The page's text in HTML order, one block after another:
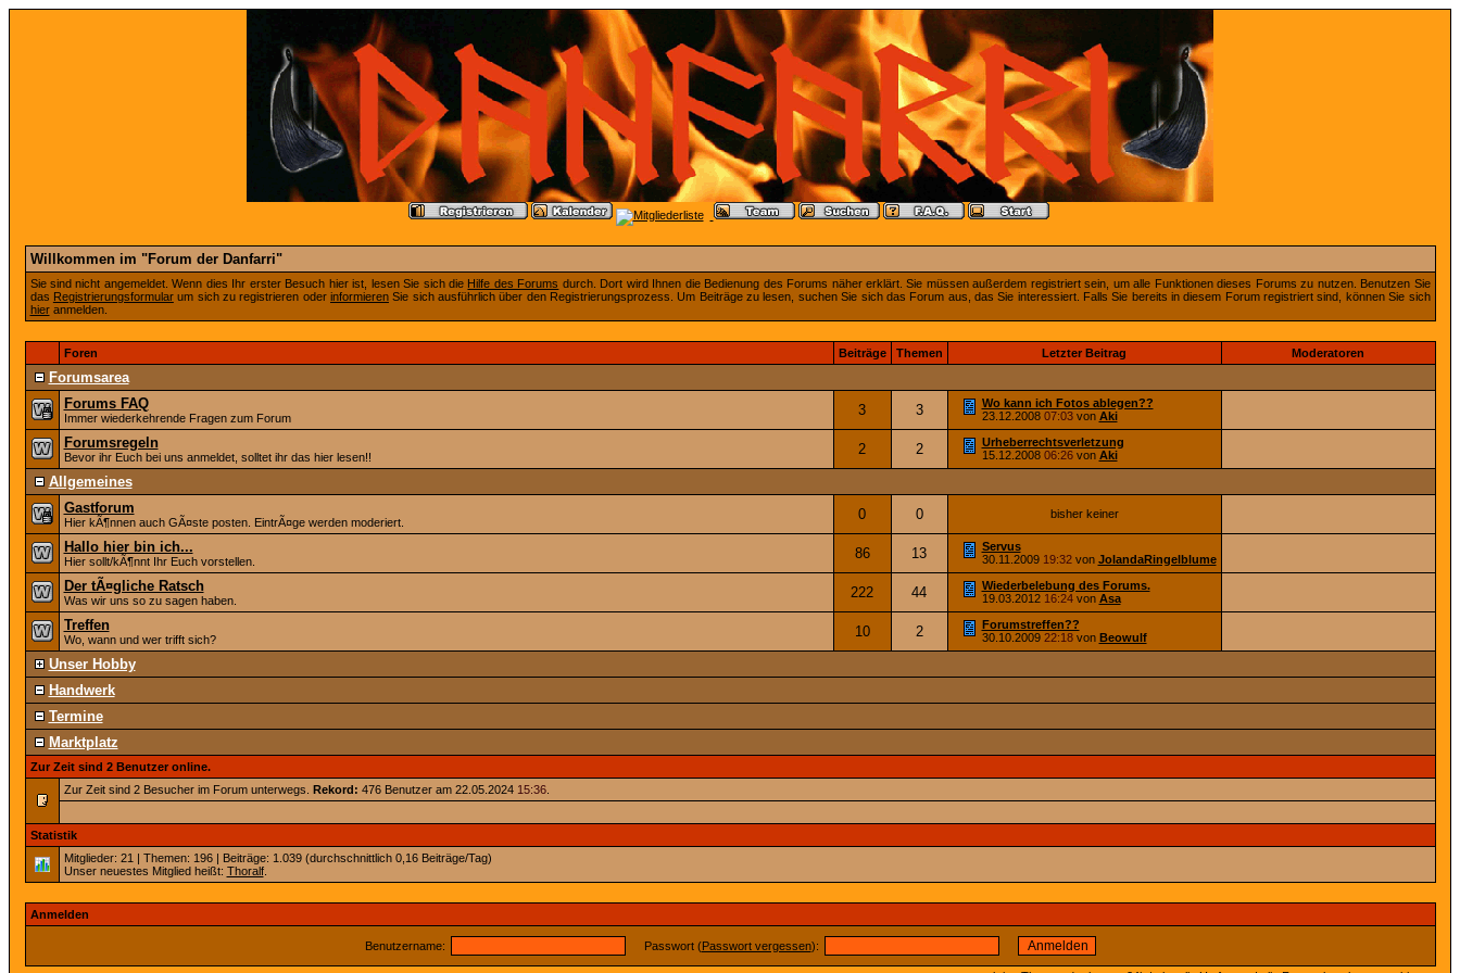
Willkommen im "Forum der Danfarri"
Sie sind nicht angemeldet. Wenn dies Ihr erster Besuch hier ist, lesen Sie sich die Hilfe des Forums durch. Dort wird Ihnen die Bedienung des Forums näher erklärt. Sie müssen außerdem registriert sein, um alle Funktionen dieses Forums zu nutzen. Benutzen Sie
das Registrierungsformularum sich zu registrieren oder informierenSie sich ausführlich über den Registrierungsprozess. Um Beiträge zu lesen, suchen Sie sich das Forum aus, das Sie interessiert. Falls Sie bereits in diesem Forum registriert sind, können Sie sich
hieranmelden.
Foren Beiträge Themen Letzter Beitrag Moderatoren
Forumsarea
Forums FAQ
Immer wiederkehrende Fragen zum Forum 3 3
Wo kann ich Fotos ablegen??
23.12.2008 07:03von Aki
Forumsregeln
Bevor ihr Euch bei uns anmeldet, solltet ihr das hier lesen!! 2 2
Urheberrechtsverletzung
15.12.2008 06:26von Aki
Allgemeines
Gastforum
Hier kÃ¶nnen auch GÃ¤ste posten. EintrÃ¤ge werden moderiert. 0 0 bisher keiner
Hallo hier bin ich...
Hier sollt/kÃ¶nnt Ihr Euch vorstellen. 86 13
Servus
30.11.2009 19:32von JolandaRingelblume
Der tÃ¤gliche Ratsch
Was wir uns so zu sagen haben. 222 44
Wiederbelebung des Forums.
19.03.2012 16:24von Asa
Treffen
Wo, wann und wer trifft sich? 10 2
Forumstreffen??
30.10.2009 22:18von Beowulf
Unser Hobby
Handwerk
Termine
Marktplatz
Zur Zeit sind 2 Benutzer online.
Zur Zeit sind 2 Besucher im Forum unterwegs. Rekord: 476 Benutzer am 22.05.2024 15:36.
Statistik
Mitglieder: 21 | Themen: 196 | Beiträge: 1.039 (durchschnittlich 0,16 Beiträge/Tag)
Unser neuestes Mitglied heißt: Thoralf.
Anmelden
Benutzername: Passwort (Passwort vergessen):